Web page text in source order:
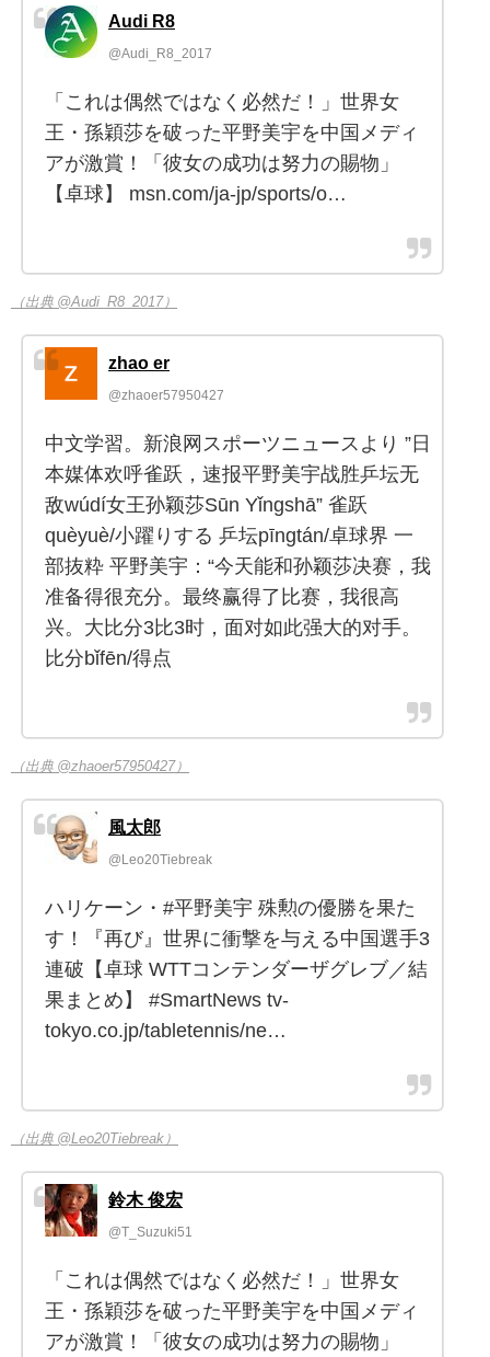
Audi R8
@Audi_R8_2017
「これは偶然ではなく必然だ！」世界女
王・孫穎莎を破った平野美宇を中国メディ
アが激賞！「彼女の成功は努力の賜物」
【卓球】 msn.com/ja-jp/sports/o…
（出典 @Audi_R8_2017）
zhao er
@zhaoer57950427
中文学習。新浪网スポーツニュースより ”日
本媒体欢呼雀跃，速报平野美宇战胜乒坛无
敌wúdí女王孙颖莎Sūn Yǐngshā” 雀跃
quèyuè/小躍りする 乒坛pīngtán/卓球界 一
部抜粋 平野美宇：“今天能和孙颖莎决赛，我
准备得很充分。最终赢得了比赛，我很高
兴。大比分3比3时，面对如此强大的对手。
比分bǐfēn/得点
（出典 @zhaoer57950427）
風太郎
@Leo20Tiebreak
ハリケーン・#平野美宇 殊勲の優勝を果た
す！『再び』世界に衝撃を与える中国選手3
連破【卓球 WTTコンテンダーザグレブ／結
果まとめ】 #SmartNews tv-
tokyo.co.jp/tabletennis/ne…
（出典 @Leo20Tiebreak）
鈴木 俊宏
@T_Suzuki51
「これは偶然ではなく必然だ！」世界女
王・孫穎莎を破った平野美宇を中国メディ
アが激賞！「彼女の成功は努力の賜物」